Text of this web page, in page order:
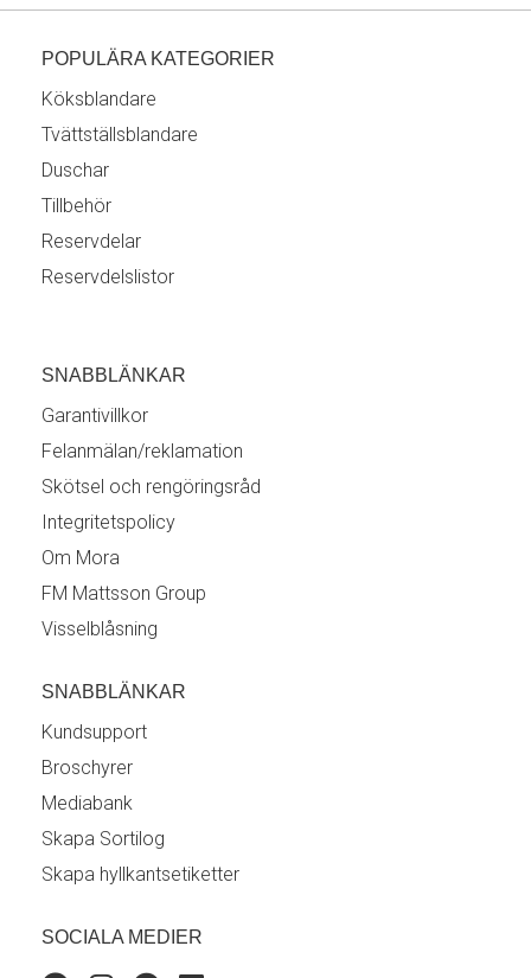
POPULÄRA KATEGORIER
Köksblandare
Tvättställsblandare
Duschar
Tillbehör
Reservdelar
Reservdelslistor
SNABBLÄNKAR
Garantivillkor
Felanmälan/reklamation
Skötsel och rengöringsråd
Integritetspolicy
Om Mora
FM Mattsson Group
Visselblåsning
SNABBLÄNKAR
Kundsupport
Broschyrer
Mediabank
Skapa Sortilog
Skapa hyllkantsetiketter
SOCIALA MEDIER